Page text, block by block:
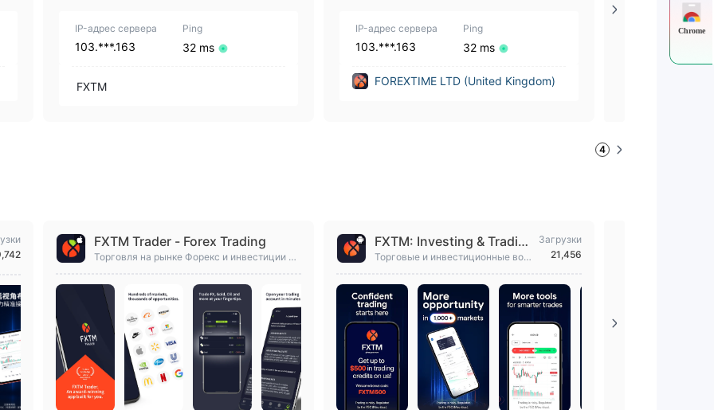
IP-адрес сервера
103.***.163
Ping
32 ms
FXTM
IP-адрес сервера
103.***.163
Ping
32 ms
FOREXTIME LTD (United Kingdom)
IP-адрес
103.***.163
4
FXTM Trader - Forex Trading
Торговля на рынке Форекс и инвестиции в
FXTM: Investing & Tradin
g App
Торговые и инвестиционные воз
ами.
Загрузки
21,456
Chrome